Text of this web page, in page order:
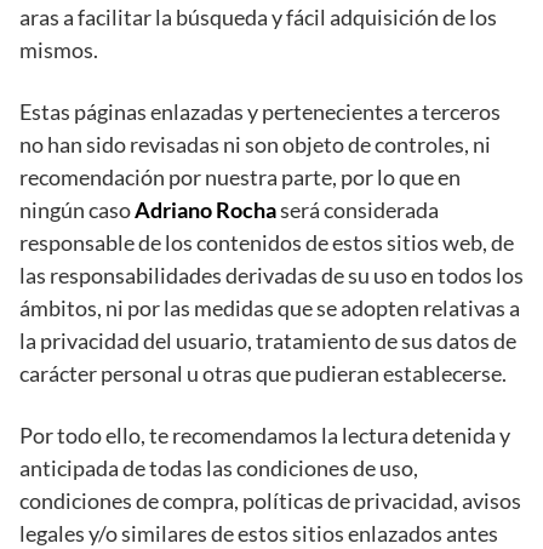
aras a facilitar la búsqueda y fácil adquisición de los
mismos.
Estas páginas enlazadas y pertenecientes a terceros
no han sido revisadas ni son objeto de controles, ni
recomendación por nuestra parte, por lo que en
ningún casoAdriano Rochaserá considerada
responsable de los contenidos de estos sitios web, de
las responsabilidades derivadas de su uso en todos los
ámbitos, ni por las medidas que se adopten relativas a
la privacidad del usuario, tratamiento de sus datos de
carácter personal u otras que pudieran establecerse.
Por todo ello, te recomendamos la lectura detenida y
anticipada de todas las condiciones de uso,
condiciones de compra, políticas de privacidad, avisos
legales y/o similares de estos sitios enlazados antes